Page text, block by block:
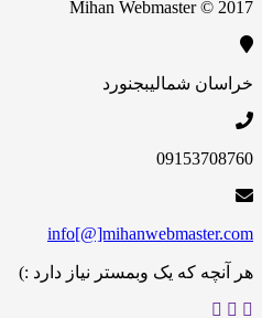
Mihan Webmaster © 2017
خراسان شمالیبجنورد
09153708760
info[@]mihanwebmaster.com
هر آنچه که یک وبمستر نیاز دارد :)